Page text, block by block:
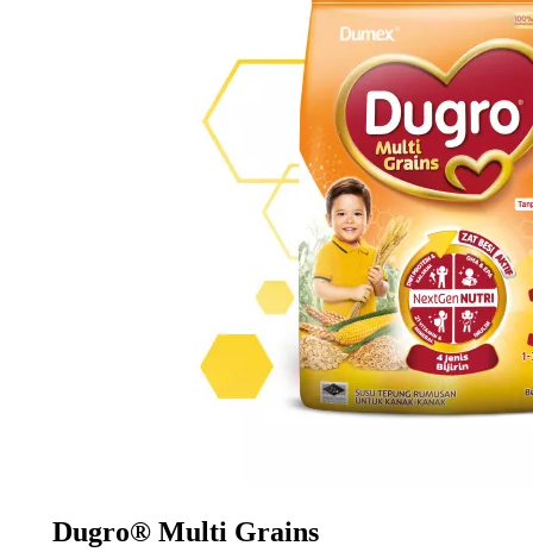
Dugro® Multi Grains